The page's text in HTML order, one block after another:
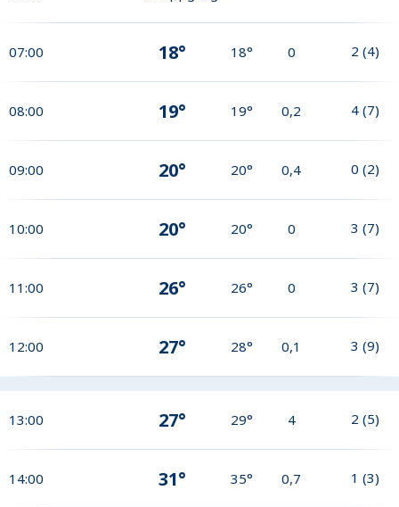
07:00 18° 18° 0 2 (4)
08:00 19° 19° 0,2 4 (7)
09:00 20° 20° 0,4 0 (2)
10:00 20° 20° 0 3 (7)
11:00 26° 26° 0 3 (7)
12:00 27° 28° 0,1 3 (9)
13:00 27° 29° 4 2 (5)
14:00 31° 35° 0,7 1 (3)